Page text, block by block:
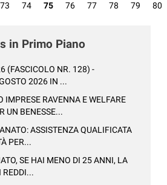
73 74 75 76 77 78 79 80
in Primo Piano
(FASCICOLO NR. 128) -
2026 IN ...
IMPRESE RAVENNA E WELFARE
UN BENESSE...
ASSISTENZA QUALIFICATA
PER...
SE HAI MENO DI 25 ANNI, LA
REDDI...